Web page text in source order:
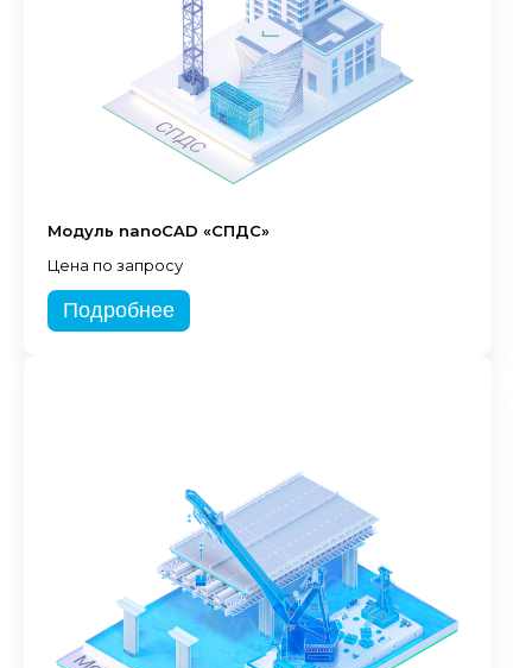
Модуль nanoCAD «СПДС»
Цена по запросу
Подробнее